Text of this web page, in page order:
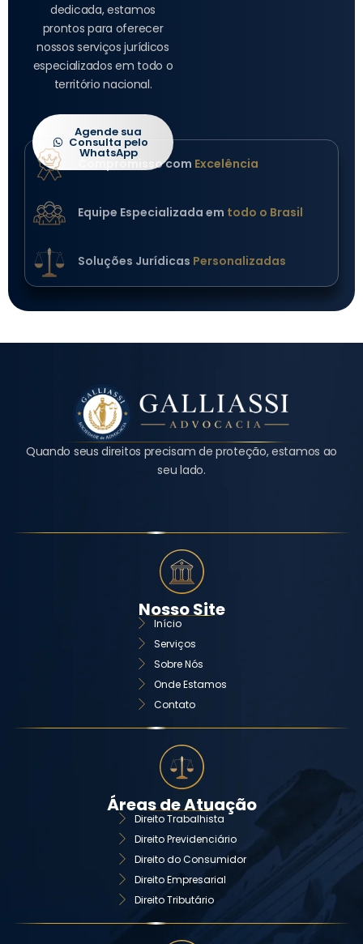
dedicada, estamos
prontos para oferecer
nossos serviços jurídicos
especializados em todo o
território nacional.
Agende sua
Consulta pelo
WhatsApp
Compromisso com Excelência
Equipe Especializada em todo o Brasil
Soluções Jurídicas Personalizadas
Quando seus direitos precisam de proteção, estamos ao
seu lado.
Nosso Site
Início
Serviços
Sobre Nós
Onde Estamos
Contato
Áreas de Atuação
Direito Trabalhista
Direito Previdenciário
Direito do Consumidor
Direito Empresarial
Direito Tributário